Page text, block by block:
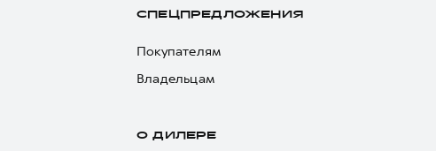
СПЕЦПРЕДЛОЖЕНИЯ
Покупателям
Владельцам
О ДИЛЕРЕ